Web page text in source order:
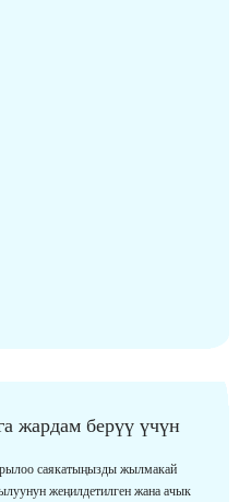
жардам берүү үчүн
саякатыңызды жылмакай
жеңилдетилген жана ачык